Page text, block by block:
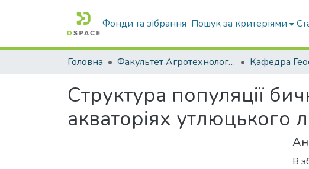
Фонди та зібрання Пошук за критеріями
Головна Факультет Агротехнологій та екології
Структура популяції
акваторіях утлюцького
В